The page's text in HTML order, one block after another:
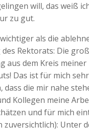
will, das weiß
zu gut.
als die
Rektorats: Die
aus dem Kreis meiner
Das ist für mich
dass die mir nahe
Kollegen meine
und für mich
zuversichtlich): Unter